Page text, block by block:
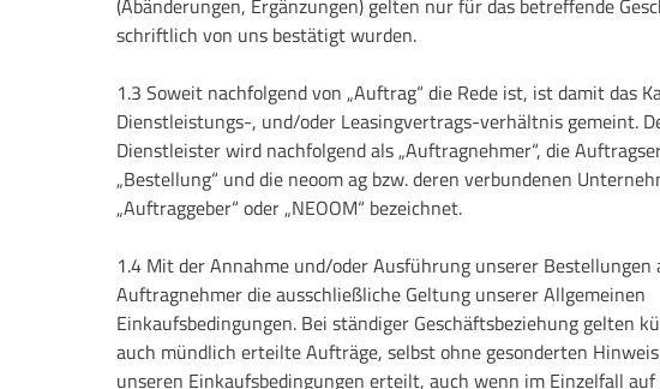
(Abänderungen, Ergänzungen) gelten nur für das betreffende
schriftlich von uns bestätigt wurden.
1.3 Soweit nachfolgend von „Auftrag“ die Rede ist, ist damit das
Dienstleistungs-, und/oder Leasingvertrags-verhältnis gemeint.
Dienstleister wird nachfolgend als „Auftragnehmer“, die
„Bestellung“ und die neoom ag bzw. deren verbundenen
„Auftraggeber“ oder „NEOOM“ bezeichnet.
1.4 Mit der Annahme und/oder Ausführung unserer Bestellungen
Auftragnehmer die ausschließliche Geltung unserer Allgemeinen
Einkaufsbedingungen. Bei ständiger Geschäftsbeziehung gelten
auch mündlich erteilte Aufträge, selbst ohne gesonderten
unseren Einkaufsbedingungen erteilt, auch wenn im Einzelfall auf